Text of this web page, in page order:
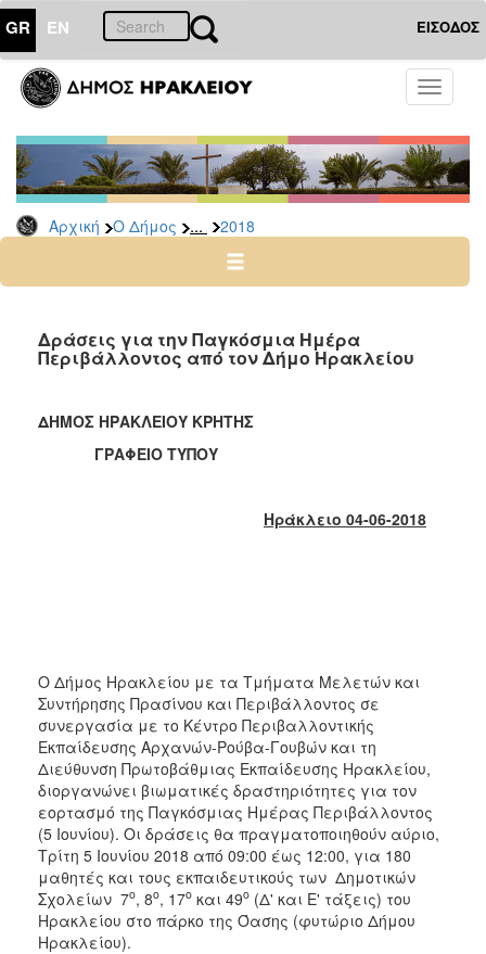
GR EN ΕΙΣΟΔΟΣ
Toggle
Αρχική Ο Δήμος ... 2018
ΔΗΜΟΣ
Δελτία
Τύπου
Αρχείο
2026
2024
2022
2020
2019
2011
2010
2006
ΤΟΠΟΣ
ΠΟΛΙΤΙΣΜΟΣ
Δράσεις για την Παγκόσμια Ημέρα
Περιβάλλοντος από τον Δήμο Ηρακλείου
ΔΗΜΟΣ ΗΡΑΚΛΕΙΟΥ ΚΡΗΤΗΣ
ΓΡΑΦΕΙΟ ΤΥΠΟΥ
Ηράκλειο 04-06-2018
Ο Δήμος Ηρακλείου με τα Τμήματα Μελετών και
Συντήρησης Πρασίνου και Περιβάλλοντος σε
συνεργασία με το Κέντρο Περιβαλλοντικής
Εκπαίδευσης Αρχανών-Ρούβα-Γουβών και τη
Διεύθυνση Πρωτοβάθμιας Εκπαίδευσης Ηρακλείου,
διοργανώνει βιωματικές δραστηριότητες για τον
εορτασμό της Παγκόσμιας Ημέρας Περιβάλλοντος
(5 Ιουνίου). Οι δράσεις θα πραγματοποιηθούν αύριο,
Τρίτη 5 Ιουνίου 2018 από 09:00 έως 12:00, για 180
μαθητές και τους εκπαιδευτικούς των Δημοτικών
Σχολείων 7ο, 8ο, 17ο και 49ο (Δ' και Ε' τάξεις) του
Ηρακλείου στο πάρκο της Όασης (φυτώριο Δήμου
Ηρακλείου).